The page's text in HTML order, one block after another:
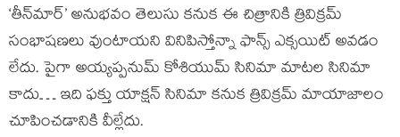
‘తీన్‍మార్‍’ అనుభవం తెలుసు కనుక ఈ చిత్రానికి త్రివిక్రమ్‍
సంభాషణలు వుంటాయని వినిపిస్తోన్నా ఫాన్స్ ఎక్సయిట్‍ అవడం
లేదు. పైగా అయ్యప్పనుమ్‍ కోశియుమ్‍ సినిమా మాటల సినిమా
కాదు… ఇది ఫక్తు యాక్షన్‍ సినిమా కనుక త్రివిక్రమ్‍ మాయాజాలం
చూపించడానికి వీల్లేదు.